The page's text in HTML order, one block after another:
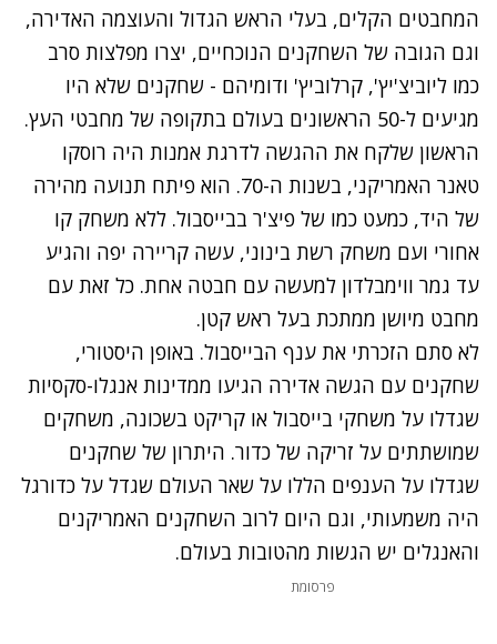
המחבטים הקלים, בעלי הראש הגדול והעוצמה האדירה,
וגם הגובה של השחקנים הנוכחיים, יצרו מפלצות סרב
כמו ליוביצ'יץ', קרלוביץ' ודומיהם - שחקנים שלא היו
מגיעים ל-50 הראשונים בעולם בתקופה של מחבטי העץ.
הראשון שלקח את ההגשה לדרגת אמנות היה רוסקו
טאנר האמריקני, בשנות ה-70. הוא פיתח תנועה מהירה
של היד, כמעט כמו של פיצ'ר בבייסבול. ללא משחק קו
אחורי ועם משחק רשת בינוני, עשה קריירה יפה והגיע
עד גמר ווימבלדון למעשה עם חבטה אחת. כל זאת עם
מחבט מיושן ממתכת בעל ראש קטן.
לא סתם הזכרתי את ענף הבייסבול. באופן היסטורי,
שחקנים עם הגשה אדירה הגיעו ממדינות אנגלו-סקסיות
שגדלו על משחקי בייסבול או קריקט בשכונה, משחקים
שמושתתים על זריקה של כדור. היתרון של שחקנים
שגדלו על הענפים הללו על שאר העולם שגדל על כדורגל
היה משמעותי, וגם היום לרוב השחקנים האמריקנים
והאנגלים יש הגשות מהטובות בעולם.
פרסומת